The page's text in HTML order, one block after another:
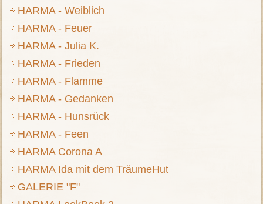
HARMA - Weiblich
HARMA - Feuer
HARMA - Julia K.
HARMA - Frieden
HARMA - Flamme
HARMA - Gedanken
HARMA - Hunsrück
HARMA - Feen
HARMA Corona A
HARMA Ida mit dem TräumeHut
GALERIE "F"